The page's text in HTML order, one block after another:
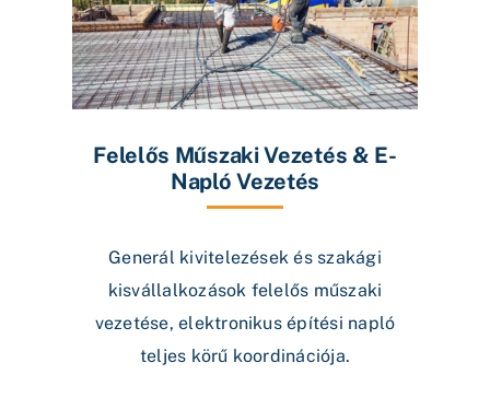
Felelős Műszaki Vezetés & E-
Napló Vezetés
Generál kivitelezések és szakági
kisvállalkozások felelős műszaki
vezetése, elektronikus építési napló
teljes körű koordinációja.